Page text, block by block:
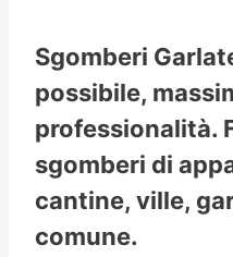
Sgomberi
possibile,
professionalità.
sgomberi di
cantine, ville,
comune.